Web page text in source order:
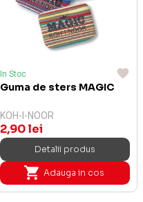
In Stoc
Guma de sters MAGIC
KOH-I-NOOR
2,90 lei
Detalii produs
Adauga in cos